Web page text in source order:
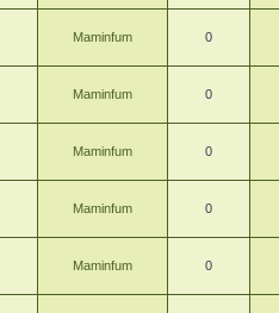
Maminfum 0
Maminfum 0
Maminfum 0
Maminfum 0
Maminfum 0